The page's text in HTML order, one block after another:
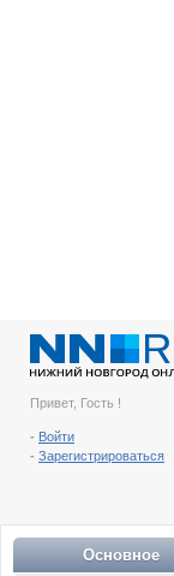
Привет, Гость !
- Войти
- Зарегистрироваться
Основное